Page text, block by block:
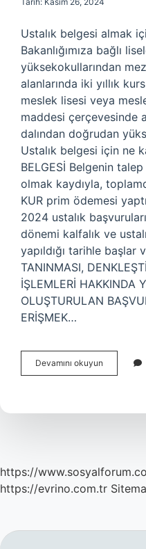
Ustalık belgesi almak
Bakanlığımıza bağlı
yüksekokullarından
alanlarında iki yıllık
meslek lisesi veya
maddesi çerçevesinde
dalından doğrudan
Ustalık belgesi için ne
BELGESİ Belgenin
olmak kaydıyla,
KUR prim ödemesi
2024 ustalık
dönemi kalfalık ve
yapıldığı tarihle başlar
TANINMASI,
İŞLEMLERİ HAKKINDA
OLUŞTURULAN
ERİŞMEK…
Devamını okuyun
Belgesi
Şartlar
https://
https://evrino.com.tr